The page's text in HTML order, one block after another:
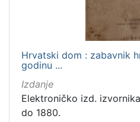
Hrvatski dom : zabavnik
godinu ...
Izdanje
Elektroničko izd.
do 1880.